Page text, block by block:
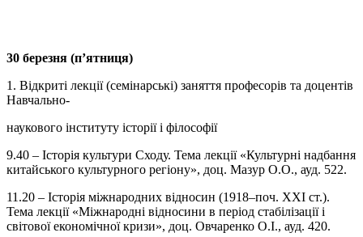
30 березня (п’ятниця)
1. Відкриті лекції (семінарські) заняття професорів та доцентів
Навчально-
наукового інституту історії і філософії
9.40 – Історія культури Сходу. Тема лекції «Культурні надбання
китайського культурного регіону», доц. Мазур О.О., ауд. 522.
11.20 – Історія міжнародних відносин (1918–поч. ХХІ ст.).
Тема лекції «Міжнародні відносини в період стабілізації і
світової економічної кризи», доц. Овчаренко О.І., ауд. 420.